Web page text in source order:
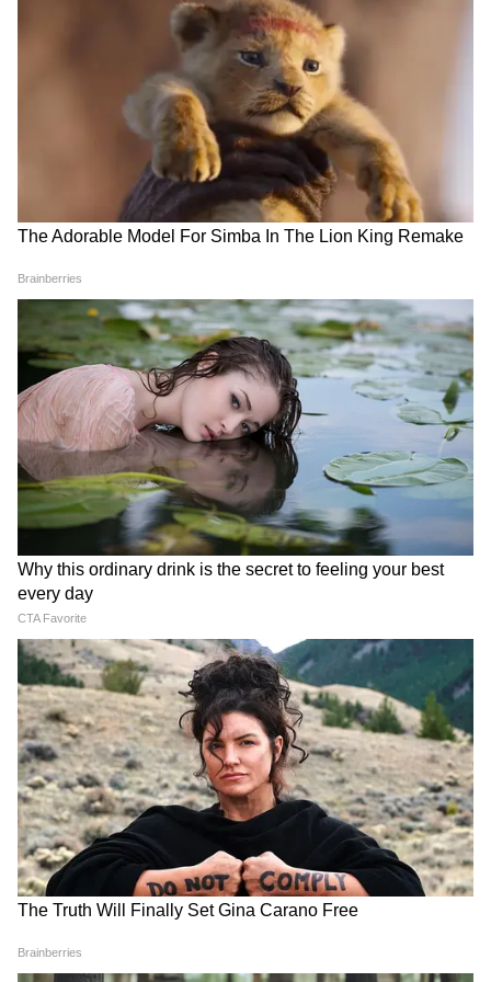
Related Articles
Murder Case: বিবাহ-বহির্ভূত সম্পর্কের জেরে
পালাবেন বলে সন্দেহ, স্ত্রীকে খুন যুবকের
West Bengal News: সামশেরগঞ্জে জুয়ার ঠেক
থেকে গ্রেফতার ৭, জাল নোট-সহ পাকড়াও ১
আরও খবরের আপডেট পেতে চোখ রাখুন
আমাদের হোয়াটসঅ্যাপ চ্যানেলে, ক্লিক করুন
এখানে।
RECOMMENDED STORIES
Mahua Moitra: 'বিপ্লবীরা
বুলেটের সামনে বুক পেতে দেন,
ডিমে ভয় কেন?' মহুয়া মৈত্রকে
ভর্ৎসনা সুপ্রিম কোর্টের
'কেউ তৃণমূলীদের দলে নিলে সে
সাসপেন্ড হবে', বিজেপি নেতাদের
কড়া বার্তা দিলীপের
পোর্টাল চালু! বেকার ভাতার
৩০০০ ও ২০০০ টাকা কবে ঢুকবে?
দেখুন কী বলছেন